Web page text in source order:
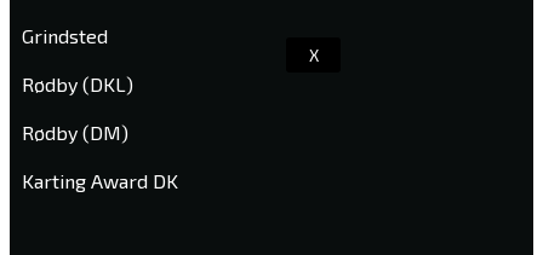
X
Grindsted
Rødby (DKL)
Rødby (DM)
Karting Award DK